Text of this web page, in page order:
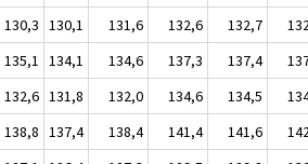
130,3 130,1 131,6 132,6 132,7
135,1 134,1 134,6 137,3 137,4
132,6 131,8 132,0 134,6 134,5
138,8 137,4 138,4 141,4 141,6